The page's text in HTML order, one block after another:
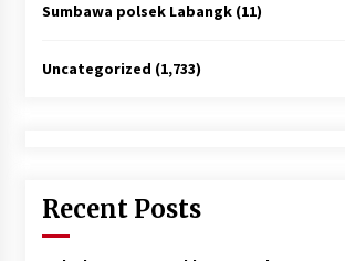
Sumbawa polsek Labangk(11)
Uncategorized (1,733)
Recent Posts